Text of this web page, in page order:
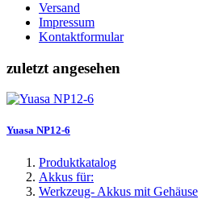
Versand
Impressum
Kontaktformular
zuletzt angesehen
Yuasa NP12-6
Produktkatalog
Akkus für:
Werkzeug- Akkus mit Gehäuse